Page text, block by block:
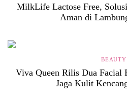
MilkLife Lactose Free,
Aman di
BEAUTY
Viva Queen Rilis Dua Facial
Jaga Kulit